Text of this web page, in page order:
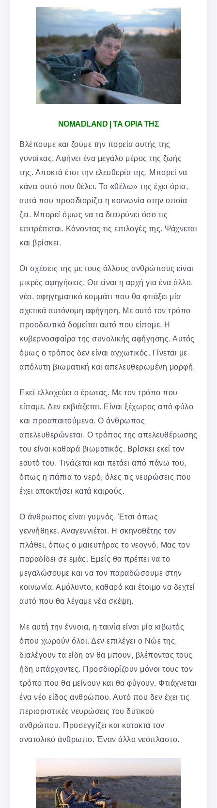
NOMADLAND | ΤΑ ΟΡΙΑ ΤΗΣ
Βλέπουμε και ζούμε την πορεία αυτής της
γυναίκας. Αφήνει ένα μεγάλο μέρος της ζωής
της. Αποκτά έτσι την ελευθερία της. Μπορεί να
κάνει αυτό που θέλει. Το «θέλω» της έχει όρια,
αυτά που προσδιορίζει η κοινωνία στην οποία
ζει. Μπορεί όμως να τα διευρύνει όσο τις
επιτρέπεται. Κάνοντας τις επιλογές της. Ψάχνεται
και βρίσκει.
Οι σχέσεις της με τους άλλους ανθρώπους είναι
μικρές αφηγήσεις. Θα είναι η αρχή για ένα άλλο,
νέο, αφηγηματικό κομμάτι που θα φτιάξει μία
σχετικά αυτόνομη αφήγηση. Με αυτό τον τρόπο
προοδευτικά δομείται αυτό που είπαμε. Η
κυβερνοσφαίρα της συνολικής αφήγησης. Αυτός
όμως ο τρόπος δεν είναι αγχωτικός. Γίνεται με
απόλυτη βιωματική και απελευθερωμένη μορφή.
Εκεί ελλοχεύει ο έρωτας. Με τον τρόπο που
είπαμε. Δεν εκβιάζεται. Είναι ξέχωρος από φύλο
και προαπαιτούμενα. Ο άνθρωπος
απελευθερώνεται. Ο τρόπος της απελευθέρωσης
του είναι καθαρά βιωματικός. Βρίσκει εκεί τον
εαυτό του. Τινάζεται και πετάει από πάνω του,
όπως η πάπια το νερό, όλες τις νευρώσεις που
έχει αποκτήσει κατά καιρούς.
Ο άνθρωπος είναι γυμνός. Έτσι όπως
γεννήθηκε. Αναγεννιέται. Η σκηνοθέτης τον
πλάθει, όπως ο μαιευτήρας το νεογνό. Μας τον
παραδίδει σε εμάς. Εμείς θα πρέπει να το
μεγαλώσουμε και να τον παραδώσουμε στην
κοινωνία. Αμόλυντο, καθαρό και έτοιμο να δεχτεί
αυτό που θα λέγαμε νέα σκέψη.
Με αυτή την έννοια, η ταινία είναι μία κιβωτός
όπου χωρούν όλοι. Δεν επιλέγει ο Νώε της,
διαλέγουν τα είδη αν θα μπουν, βλέποντας τους
ήδη υπάρχοντες. Προσδιορίζουν μόνοι τους τον
τρόπο που θα μείνουν και θα φύγουν. Φτιάχνεται
ένα νέο είδος ανθρώπου. Αυτό που δεν έχει τις
περιοριστικές νευρώσεις του δυτικού
ανθρώπου. Προσεγγίζει και κατακτά τον
ανατολικό άνθρωπο. Έναν άλλο νεόπλαστο.